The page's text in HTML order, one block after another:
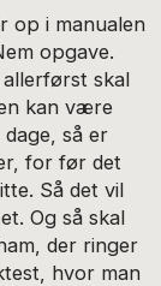
op i manualen
opgave.
skal
kan være
så er
for før det
Så det vil
Og så skal
der ringer
hvor man